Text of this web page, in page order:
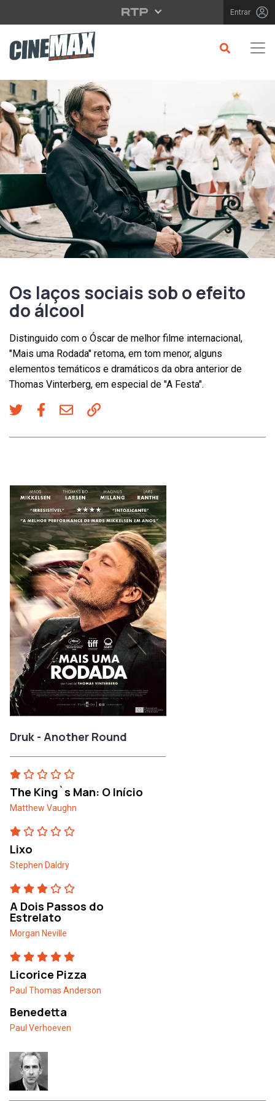
Saltar para o conteúdo principal Entrar
Os laços sociais sob o efeito
do álcool
Distinguido com o Óscar de melhor filme internacional,
"Mais uma Rodada" retoma, em tom menor, alguns
elementos temáticos e dramáticos da obra anterior de
Thomas Vinterberg, em especial de "A Festa".
Druk - Another Round
The King`s Man: O Início
Matthew Vaughn
Lixo
Stephen Daldry
A Dois Passos do
Estrelato
Morgan Neville
Licorice Pizza
Paul Thomas Anderson
Benedetta
Paul Verhoeven